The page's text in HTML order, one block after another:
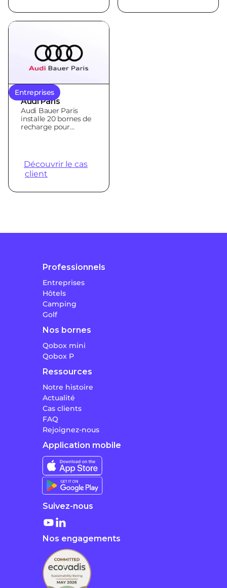
Entreprises
Audi Paris
Audi Bauer Paris
installe 20 bornes de
recharge pour
Découvrir le cas
client
Professionnels
Entreprises
Hôtels
Camping
Golf
Nos bornes
Qobox mini
Qobox P
Ressources
Notre histoire
Actualité
Cas clients
FAQ
Rejoignez-nous
Application mobile
Suivez-nous
Nos engagements